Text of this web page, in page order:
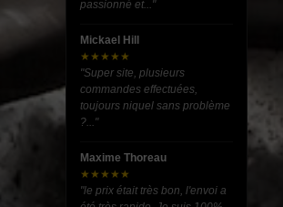
passionné et..."
Mickael Hill
★★★★★
"Super site, plusieurs
commandes effectuées,
toujours niquel sans problème
?..."
Maxime Thoreau
★★★★★
"le prix était très bon, l'envoi a